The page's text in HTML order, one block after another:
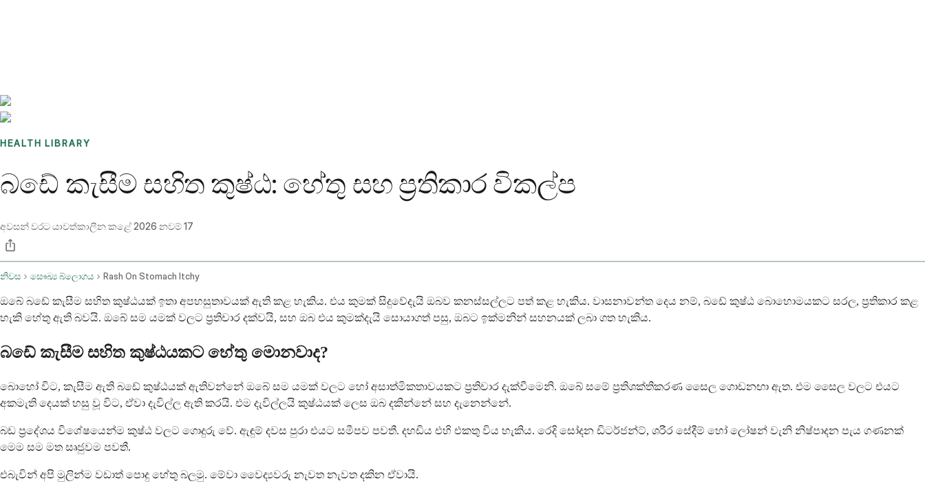
HEALTH LIBRARY
බඩේ කැසීම සහිත කුෂ්ඨ: හේතු සහ ප්‍රතිකාර විකල්ප
අවසන් වරට යාවත්කාලීන කළේ2026 නවම් 17
නිවස සෞඛ්‍ය බ්ලොගය Rash On Stomach Itchy
ඔබේ බඩේ කැසීම සහිත කුෂ්ඨයක් ඉතා අපහසුතාවයක් ඇති කළ හැකිය. එය කුමක් සිදුවේදැයි ඔබව කනස්සල්ලට පත් කළ හැකිය. වාසනාවන්ත දෙය නම්, බඩේ කුෂ්ඨ බොහොමයකට සරල, ප්‍රතිකාර කළ
හැකි හේතු ඇති බවයි. ඔබේ සම යමක් වලට ප්‍රතිචාර දක්වයි, සහ ඔබ එය කුමක්දැයි සොයාගත් පසු, ඔබට ඉක්මනින් සහනයක් ලබා ගත හැකිය.
බඩේ කැසීම සහිත කුෂ්ඨයකට හේතු මොනවාද?
බොහෝ විට, කැසීම ඇති බඩේ කුෂ්ඨයක් ඇතිවන්නේ ඔබේ සම යමක් වලට හෝ අසාත්මිකතාවයකට ප්‍රතිචාර දැක්වීමෙනි. ඔබේ සමේ ප්‍රතිශක්තිකරණ සෛල ගොඩනඟා ඇත. එම සෛල වලට එයට
අකමැති දෙයක් හසු වූ විට, ඒවා දැවිල්ල ඇති කරයි. එම දැවිල්ලයි කුෂ්ඨයක් ලෙස ඔබ දකින්නේ සහ දැනෙන්නේ.
බඩ ප්‍රදේශය විශේෂයෙන්ම කුෂ්ඨ වලට ගොදුරු වේ. ඇඳුම් දවස පුරා එයට සමීපව පවතී. දහඩිය එහි එකතු විය හැකිය. රෙදි සෝදන ඩිටර්ජන්ට්, ශරීර සේදීම් හෝ ලෝෂන් වැනි නිෂ්පාදන පැය ගණනක්
මෙම සම මත සෘජුවම පවතී.
එබැවින් අපි මුලින්ම වඩාත් පොදු හේතු බලමු. මේවා වෛද්‍යවරු නැවත නැවත දකින ඒවායි.